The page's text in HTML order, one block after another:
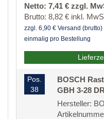
Netto: 7,41 € zzgl.
Brutto: 8,82 € inkl.
zzgl. 6,90 € Versand (brutto)
einmalig pro Bestellung
Pos.
38
BOSCH
GBH 3-28
Hersteller: